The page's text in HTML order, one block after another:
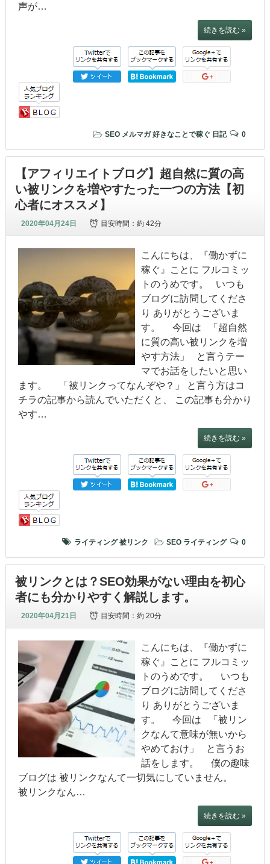
声が…
続きを読む »
SEO メルマガ 好きなことで稼ぐ 日記 0
【アフィリエイトブログ】超自然に質の高
い被リンクを増やすたった一つの方法【初
心者にオススメ】
2020年04月24日 目安時間：約 42分
こんにちは、『働かずに
稼ぐ』ことに フルコミッ
トのうめです。 いつも
ブログに訪問してくださ
り ありがとうございま
す。 今回は 「超自然
に質の高い被リンクを増
やす方法」 と言うテー
マでお話をしたいと思い
ます。 「被リンクってなんぞや？」 と言う方はコ
チラの記事から読んでいただくと、 この記事も分かり
やす…
続きを読む »
ライティング 被リンク SEO ライティング 0
被リンクとは？SEO効果がない理由を初心
者にも分かりやすく解説します。
2020年04月21日 目安時間：約 20分
こんにちは、『働かずに
稼ぐ』ことに フルコミッ
トのうめです。 いつも
ブログに訪問してくださ
り ありがとうございま
す。 今回は 「被リン
クなんて意味が無いから
やめておけ」 と言うお
話をします。 僕の趣味
ブログは 被リンクなんて一切気にしていません。
被リンクなん…
続きを読む »